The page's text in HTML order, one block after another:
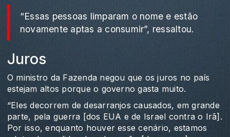
“Essas pessoas limparam o nome e estão
novamente aptas a consumir”, ressaltou.
Juros
O ministro da Fazenda negou que os juros no país
estejam altos porque o governo gasta muito.
“Eles decorrem de desarranjos causados, em grande
parte, pela guerra [dos EUA e de Israel contra o Irã].
Por isso, enquanto houver esse cenário, estamos